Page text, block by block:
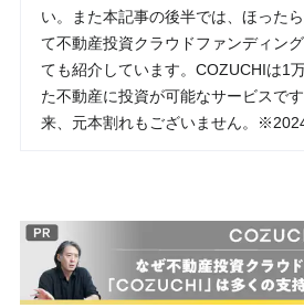
い。また本記事の後半では、ほった
て不動産投資クラウドファンディン
ても紹介しています。COZUCHIは1
た不動産に投資が可能なサービスで
来、元本割れもございません。